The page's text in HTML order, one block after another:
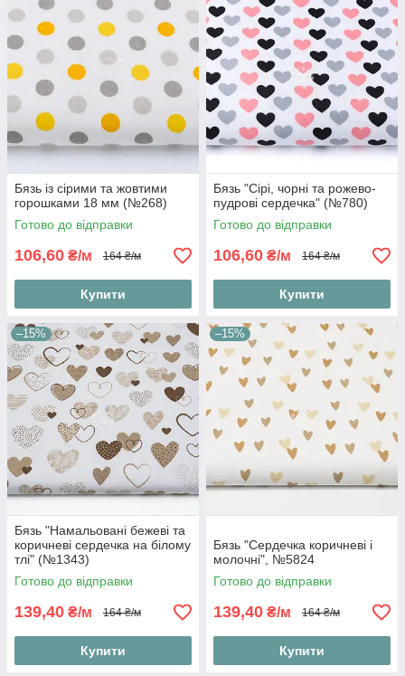
Бязь із сірими та жовтими
горошками 18 мм (№268)
Готово до відправки
106,60 ₴/м 164 ₴/м
Купити
Бязь "Сірі, чорні та рожево-
пудрові сердечка" (№780)
Готово до відправки
106,60 ₴/м 164 ₴/м
Купити
–15%
Бязь "Намальовані бежеві та
коричневі сердечка на білому
тлі" (№1343)
Готово до відправки
139,40 ₴/м 164 ₴/м
Купити
–15%
Бязь "Сердечка коричневі і
молочні", №5824
Готово до відправки
139,40 ₴/м 164 ₴/м
Купити